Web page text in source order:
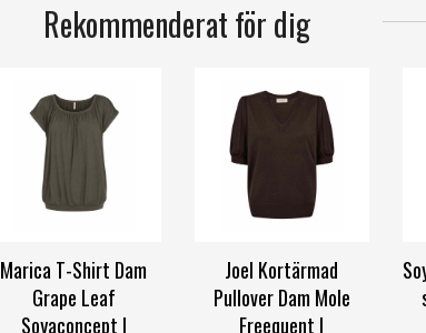
Rekommenderat för dig
Marica T-Shirt Dam
Grape Leaf
Soyaconcept |
Joel Kortärmad
Pullover Dam Mole
Freequent |